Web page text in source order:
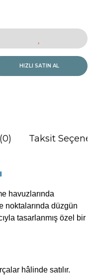
HIZLI SATIN AL
Taksit
havuzlarında
noktalarında düzgün
tasarlanmış özel bir
hâlinde satılır.